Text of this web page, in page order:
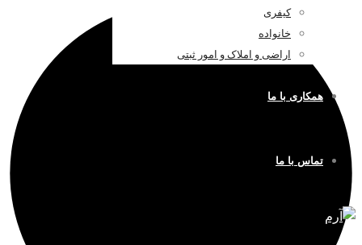
کیفری
خانواده
اراضی و املاک و امور ثبتی
همکاری با ما
تماس با ما